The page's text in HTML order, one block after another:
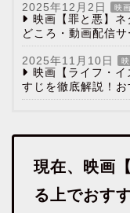
2025年12月2日 映画
映画【罪と悪】
どころ・動画配信
2025年11月10日
映画【ライフ・
すじを徹底解説！お
現在、映画
る上でおす